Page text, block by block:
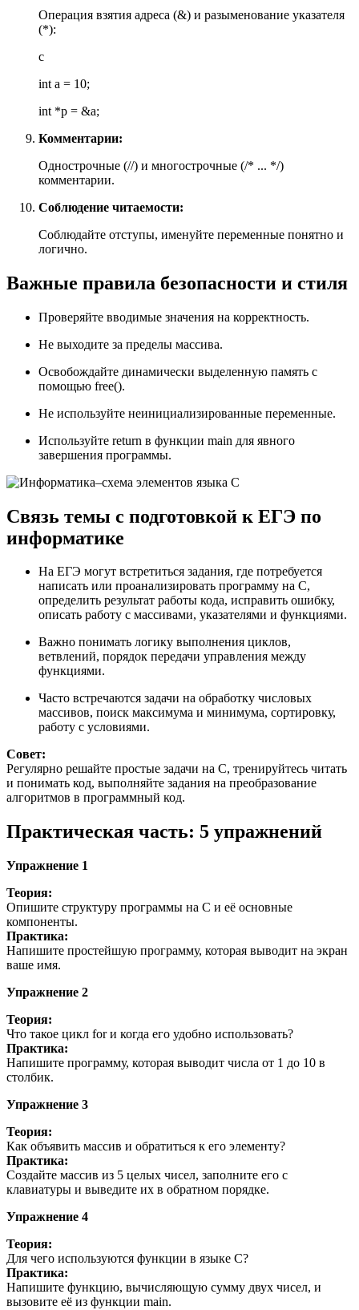
Операция взятия адреса (&) и разыменование указателя
(*):
c
int a = 10;
int *p = &a;
Комментарии:
Однострочные (//) и многострочные (/* ... */)
комментарии.
Соблюдение читаемости:
Соблюдайте отступы, именуйте переменные понятно и
логично.
Важные правила безопасности и стиля
Проверяйте вводимые значения на корректность.
Не выходите за пределы массива.
Освобождайте динамически выделенную память с
помощью free().
Не используйте неинициализированные переменные.
Используйте return в функции main для явного
завершения программы.
Связь темы с подготовкой к ЕГЭ по
информатике
На ЕГЭ могут встретиться задания, где потребуется
написать или проанализировать программу на С,
определить результат работы кода, исправить ошибку,
описать работу с массивами, указателями и функциями.
Важно понимать логику выполнения циклов,
ветвлений, порядок передачи управления между
функциями.
Часто встречаются задачи на обработку числовых
массивов, поиск максимума и минимума, сортировку,
работу с условиями.
Совет:
Регулярно решайте простые задачи на С, тренируйтесь читать
и понимать код, выполняйте задания на преобразование
алгоритмов в программный код.
Практическая часть: 5 упражнений
Упражнение 1
Теория:
Опишите структуру программы на С и её основные
компоненты.
Практика:
Напишите простейшую программу, которая выводит на экран
ваше имя.
Упражнение 2
Теория:
Что такое цикл for и когда его удобно использовать?
Практика:
Напишите программу, которая выводит числа от 1 до 10 в
столбик.
Упражнение 3
Теория:
Как объявить массив и обратиться к его элементу?
Практика:
Создайте массив из 5 целых чисел, заполните его с
клавиатуры и выведите их в обратном порядке.
Упражнение 4
Теория:
Для чего используются функции в языке С?
Практика:
Напишите функцию, вычисляющую сумму двух чисел, и
вызовите её из функции main.